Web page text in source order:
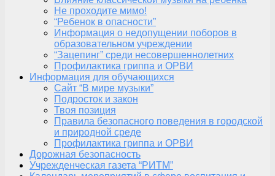
Не проходите мимо!
“Ребенок в опасности”
Информация о недопущении поборов в
образовательном учреждении
“Зацепинг” среди несовершеннолетних
Профилактика гриппа и ОРВИ
Информация для обучающихся
Сайт “В мире музыки”
Подросток и закон
Твоя позиция
Правила безопасного поведения в городской
и природной среде
Профилактика гриппа и ОРВИ
Дорожная безопасность
Учрежденческая газета “РИТМ”